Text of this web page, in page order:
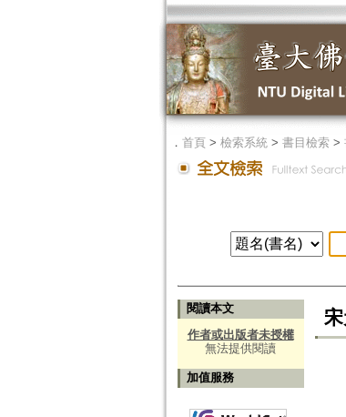
． 首頁> 檢索系統> 書目檢索>
閱讀本文
作者或出版者未授權
無法提供閱讀
加值服務